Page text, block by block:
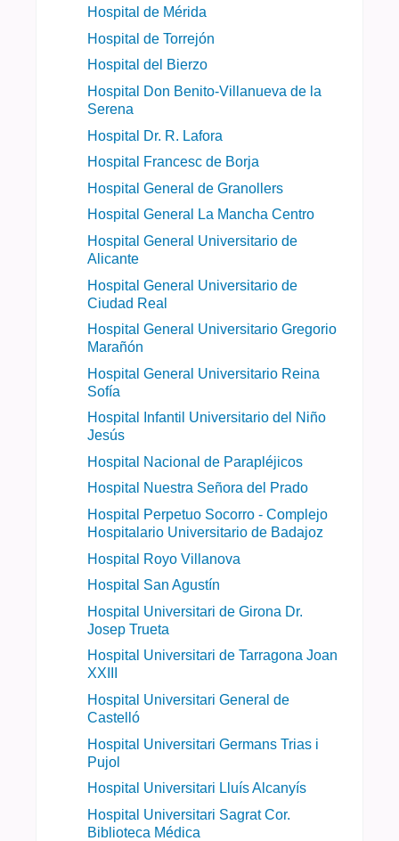
Hospital de Mérida
Hospital de Torrejón
Hospital del Bierzo
Hospital Don Benito-Villanueva de la
Serena
Hospital Dr. R. Lafora
Hospital Francesc de Borja
Hospital General de Granollers
Hospital General La Mancha Centro
Hospital General Universitario de
Alicante
Hospital General Universitario de
Ciudad Real
Hospital General Universitario Gregorio
Marañón
Hospital General Universitario Reina
Sofía
Hospital Infantil Universitario del Niño
Jesús
Hospital Nacional de Parapléjicos
Hospital Nuestra Señora del Prado
Hospital Perpetuo Socorro - Complejo
Hospitalario Universitario de Badajoz​
Hospital Royo Villanova
Hospital San Agustín
Hospital Universitari de Girona Dr.
Josep Trueta
Hospital Universitari de Tarragona Joan
XXIII
Hospital Universitari General de
Castelló
Hospital Universitari Germans Trias i
Pujol
Hospital Universitari Lluís Alcanyís
Hospital Universitari Sagrat Cor.
Biblioteca Médica